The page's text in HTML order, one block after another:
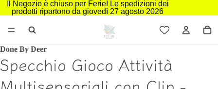
Il Negozio è chiuso per Ferie! Le spedizioni dei
prodotti ripartono da giovedì 27 agosto 2026
Done By Deer
Specchio Gioco Attività